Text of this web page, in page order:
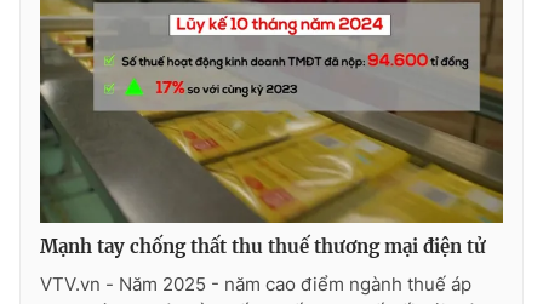
Mạnh tay chống thất thu thuế thương mại điện tử
VTV.vn - Năm 2025 - năm cao điểm ngành thuế áp